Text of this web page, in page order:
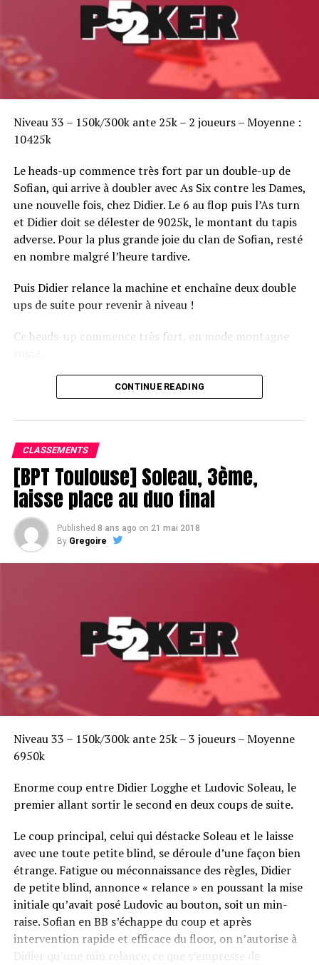
Niveau 33 – 150k/300k ante 25k – 2 joueurs – Moyenne :
10425k
Le heads-up commence très fort par un double-up de
Sofian, qui arrive à doubler avec As Six contre les Dames,
une nouvelle fois, chez Didier. Le 6 au flop puis l’As turn
et Didier doit se délester de 9025k, le montant du tapis
adverse. Pour la plus grande joie du clan de Sofian, resté
en nombre malgré l’heure tardive.
Puis Didier relance la machine et enchaîne deux double
ups de suite pour revenir à niveau !
Ce heads-up commence très fort, en mode montagne
Le champagne va réchauffer si les deux finalistes ne se décident pas !
CONTINUE READING
CLASSEMENTS
[BPT Toulouse] Soleau, 3ème,
laisse place au duo final
Published 8 ans ago on 21 mai 2018
By Gregoire
Niveau 33 – 150k/300k ante 25k – 3 joueurs – Moyenne
6950k
Enorme coup entre Didier Logghe et Ludovic Soleau, le
premier allant sortir le second en deux coups de suite.
Le coup principal, celui qui déstacke Soleau et le laisse
avec une toute petite blind, se déroule d’une façon bien
étrange. Fatigue ou méconnaissance des règles, Didier
de petite blind, annonce « relance » en poussant la mise
initiale qu’avait posé Ludovic au bouton, soit un min-
raise. Sofian en BB s’échappe du coup et après
intervention rapide et efficace du floor, on n’autorise à
Didier qu’une min relance, ce que s’empresse de